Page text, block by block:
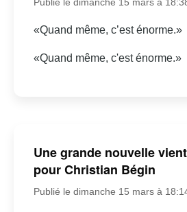
«Quand même, c’est énorme.»
«Quand même, c'est énorme.»
Une grande nouvelle
pour Christian Bégin
Publié le dimanche 15 mars à